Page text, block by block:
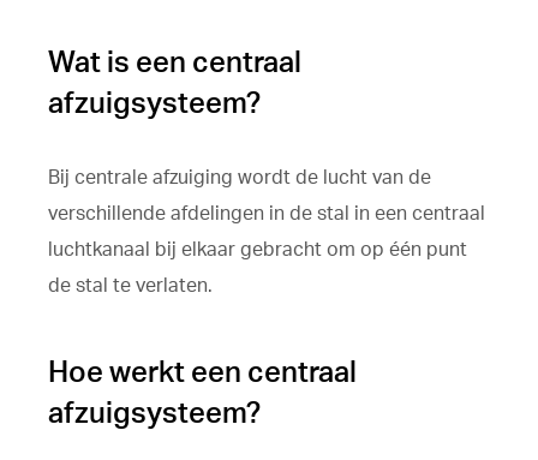
Wat is een centraal
afzuigsysteem?
Bij centrale afzuiging wordt de lucht van de
verschillende afdelingen in de stal in een centraal
luchtkanaal bij elkaar gebracht om op één punt
de stal te verlaten.
Hoe werkt een centraal
afzuigsysteem?